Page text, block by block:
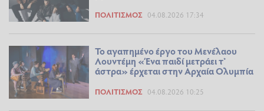
ΠΟΛΙΤΙΣΜΌΣ 04.08.2026 17:34
Το αγαπημένο έργο του Μενέλαου
Λουντέμη «Ένα παιδί μετράει τ’
άστρα» έρχεται στην Αρχαία Ολυμπία
ΠΟΛΙΤΙΣΜΌΣ 04.08.2026 10:25